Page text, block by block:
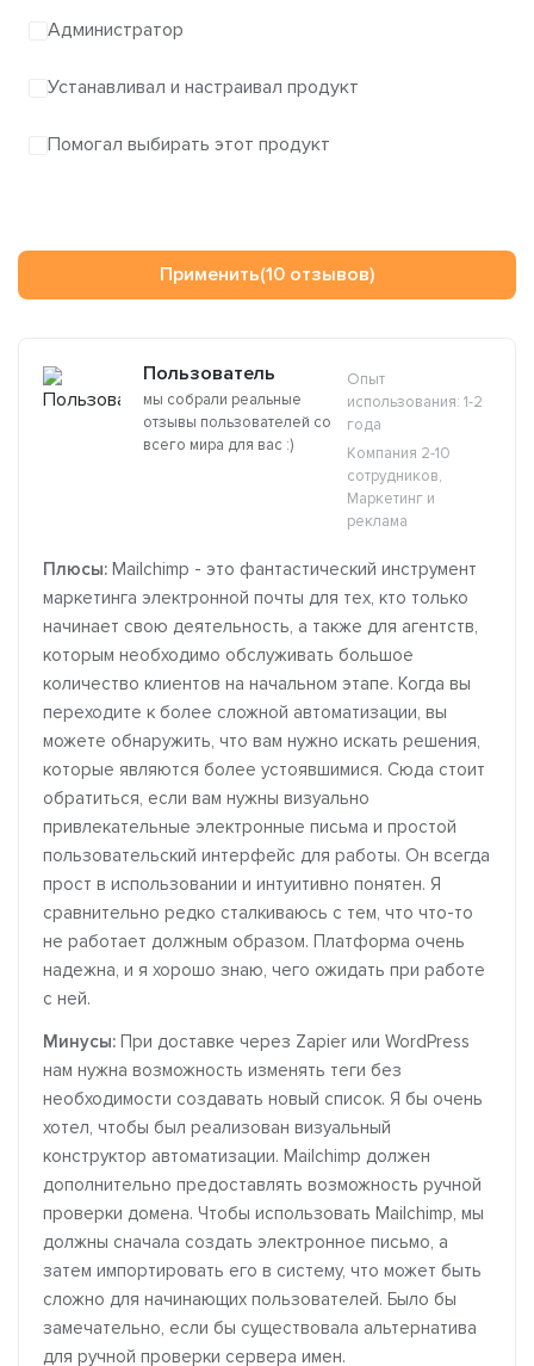
Администратор
Устанавливал и настраивал продукт
Помогал выбирать этот продукт
Применить(10 отзывов)
Пользователь
мы собрали реальные
отзывы пользователей со
всего мира для вас :)
Опыт
использования: 1-2
года
Компания 2-10
сотрудников,
Маркетинг и
реклама
Плюсы: Mailchimp - это фантастический инструмент
маркетинга электронной почты для тех, кто только
начинает свою деятельность, а также для агентств,
которым необходимо обслуживать большое
количество клиентов на начальном этапе. Когда вы
переходите к более сложной автоматизации, вы
можете обнаружить, что вам нужно искать решения,
которые являются более устоявшимися. Сюда стоит
обратиться, если вам нужны визуально
привлекательные электронные письма и простой
пользовательский интерфейс для работы. Он всегда
прост в использовании и интуитивно понятен. Я
сравнительно редко сталкиваюсь с тем, что что-то
не работает должным образом. Платформа очень
надежна, и я хорошо знаю, чего ожидать при работе
с ней.
Минусы: При доставке через Zapier или WordPress
нам нужна возможность изменять теги без
необходимости создавать новый список. Я бы очень
хотел, чтобы был реализован визуальный
конструктор автоматизации. Mailchimp должен
дополнительно предоставлять возможность ручной
проверки домена. Чтобы использовать Mailchimp, мы
должны сначала создать электронное письмо, а
затем импортировать его в систему, что может быть
сложно для начинающих пользователей. Было бы
замечательно, если бы существовала альтернатива
для ручной проверки сервера имен.